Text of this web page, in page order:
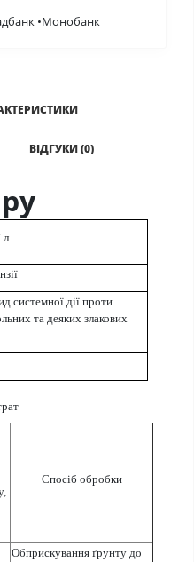
ВІДГУКИ (0)
л
системної дії проти
та деяких злакових
Спосіб обробки
Обприскування ґрунту до
•Монобанк